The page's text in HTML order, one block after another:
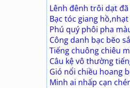
Lênh đênh trôi dạt
Bạc tóc giang
Phú quý phôi pha
Công danh bạc bẽo
Tiếng chuông chiêu
Câu kệ vô thường
Gió nổi chiều hoang
Minh ai nhấp cạn